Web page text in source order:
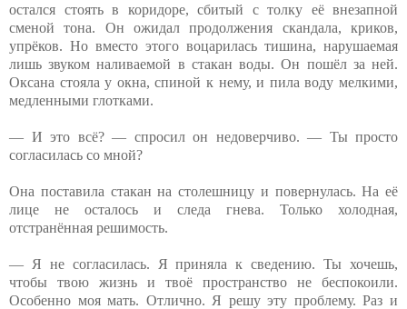
остался стоять в коридоре, сбитый с толку её внезапной
сменой тона. Он ожидал продолжения скандала, криков,
упрёков. Но вместо этого воцарилась тишина, нарушаемая
лишь звуком наливаемой в стакан воды. Он пошёл за ней.
Оксана стояла у окна, спиной к нему, и пила воду мелкими,
медленными глотками.
— И это всё? — спросил он недоверчиво. — Ты просто
согласилась со мной?
Она поставила стакан на столешницу и повернулась. На её
лице не осталось и следа гнева. Только холодная,
отстранённая решимость.
— Я не согласилась. Я приняла к сведению. Ты хочешь,
чтобы твою жизнь и твоё пространство не беспокоили.
Особенно моя мать. Отлично. Я решу эту проблему. Раз и